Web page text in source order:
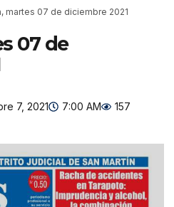
martes 07 de diciembre 2021
07 de
7, 2021 7:00 AM 157